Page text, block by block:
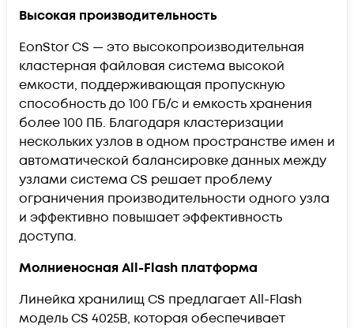
Высокая производительность
EonStor CS — это высокопроизводительная
кластерная файловая система высокой
емкости, поддерживающая пропускную
способность до 100 ГБ/с и емкость хранения
более 100 ПБ. Благодаря кластеризации
нескольких узлов в одном пространстве имен и
автоматической балансировке данных между
узлами система CS решает проблему
ограничения производительности одного узла
и эффективно повышает эффективность
доступа.
Молниеносная All-Flash платформа
Линейка хранилищ CS предлагает All-Flash
модель CS 4025B, которая обеспечивает